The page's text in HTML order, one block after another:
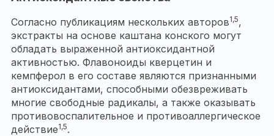
Согласно публикациям нескольких авторов1,5,
экстракты на основе каштана конского могут
обладать выраженной антиоксидантной
активностью. Флавоноиды кверцетин и
кемпферол в его составе являются признанными
антиоксидантами, способными обезвреживать
многие свободные радикалы, а также оказывать
противовоспалительное и противоаллергическое
действие1,5.